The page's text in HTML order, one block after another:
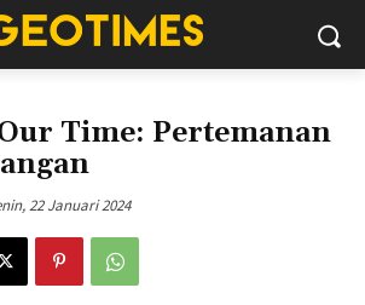
Time: Pertemanan
22 Januari 2024